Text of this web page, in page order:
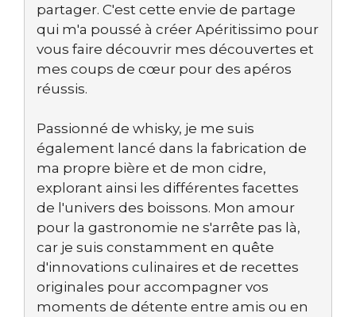
partager. C'est cette envie de partage
qui m'a poussé à créer Apéritissimo pour
vous faire découvrir mes découvertes et
mes coups de cœur pour des apéros
réussis.
Passionné de whisky, je me suis
également lancé dans la fabrication de
ma propre bière et de mon cidre,
explorant ainsi les différentes facettes
de l'univers des boissons. Mon amour
pour la gastronomie ne s'arrête pas là,
car je suis constamment en quête
d'innovations culinaires et de recettes
originales pour accompagner vos
moments de détente entre amis ou en